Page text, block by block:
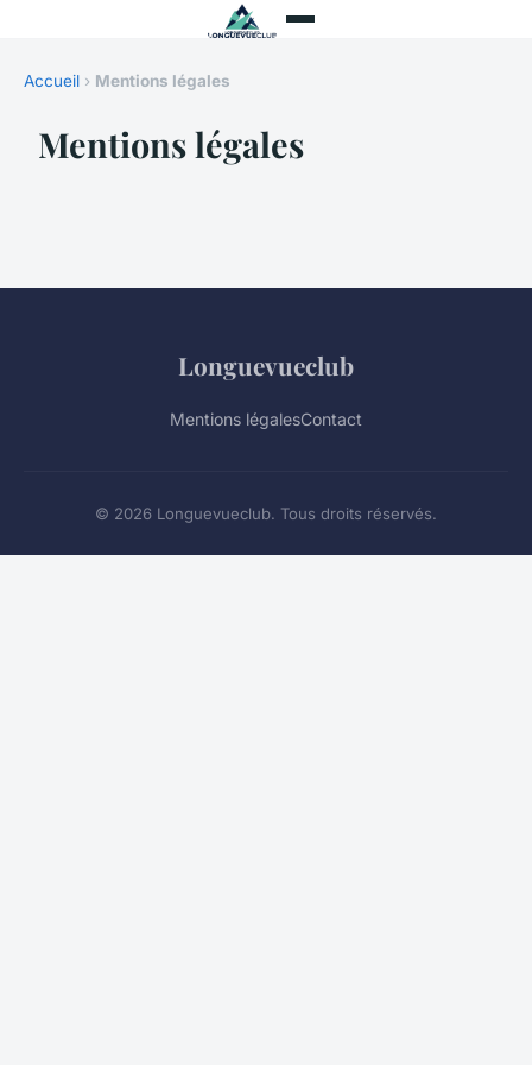
Accueil › Mentions légales
Mentions légales
Longuevueclub
Mentions légalesContact
© 2026 Longuevueclub. Tous droits réservés.